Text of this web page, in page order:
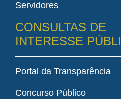
Servidores
CONSULTAS DE
INTERESSE
Portal da Transparência
Concurso Público